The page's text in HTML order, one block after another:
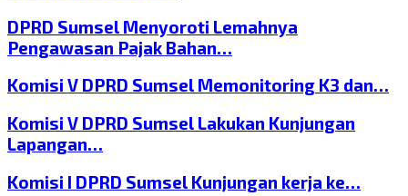
DPRD Sumsel Menyoroti Lemahnya
Pengawasan Pajak Bahan…
Komisi V DPRD Sumsel Memonitoring K3 dan…
Komisi V DPRD Sumsel Lakukan Kunjungan
Lapangan…
Komisi I DPRD Sumsel Kunjungan kerja ke…